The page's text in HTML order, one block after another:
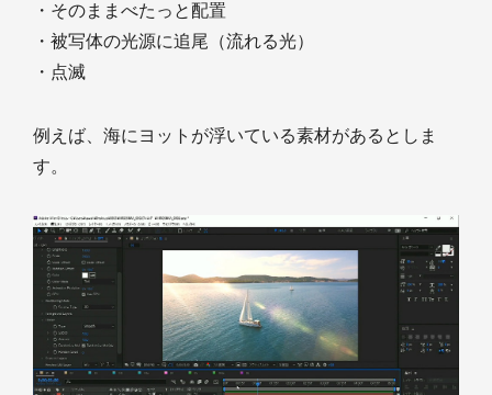
・そのままべたっと配置
・被写体の光源に追尾（流れる光）
・点滅
例えば、海にヨットが浮いている素材があるとしま
す。